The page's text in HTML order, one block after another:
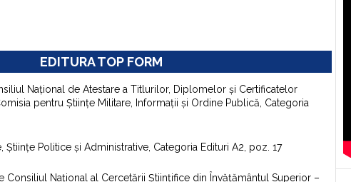
EDITURA TOP FORM
Naţional de Atestare a Titlurilor, Diplomelor şi Certificatelor
pentru Ştiinţe Militare, Informaţii şi Ordine Publică, Categoria
Politice şi Administrative, Categoria Edituri A2, poz. 17
Consiliul Naţional al Cercetării Ştiinţifice din Învăţământul Superior –